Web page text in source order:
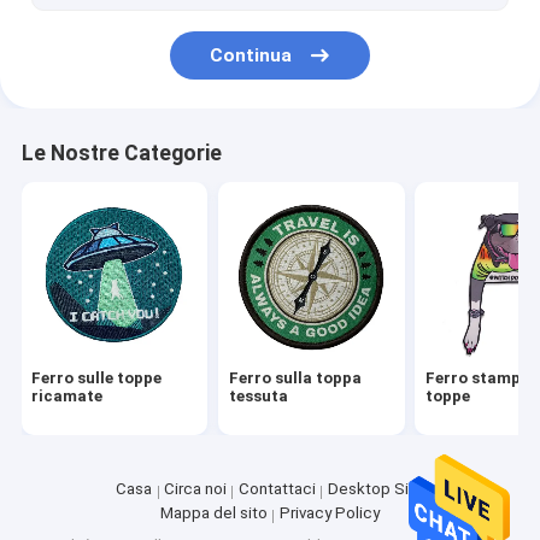
Bande di polso tessuteContinua
Le Nostre Categorie
Ferro sulle toppe
ricamate
Ferro sulla toppa
tessuta
Ferro
toppe
Casa Circa noi Contattaci
Desktop Site
Mappa del sito
Privacy Policy